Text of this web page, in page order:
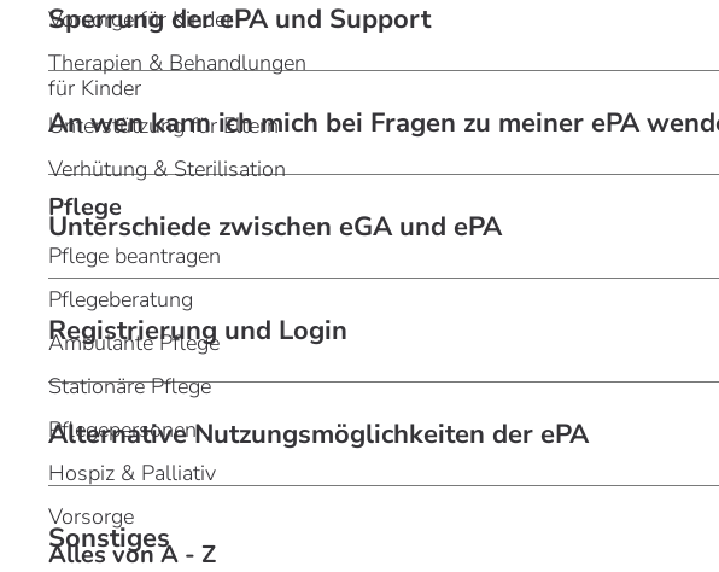
Vorsorge für Kinder
Therapien & Behandlungen
für Kinder
Unterstützung für Eltern
Verhütung & Sterilisation
Pflege
Pflege beantragen
Pflegeberatung
Ambulante Pflege
Stationäre Pflege
Pflegepersonen
Hospiz & Palliativ
Vorsorge
Alles von A - Z
Sperrung der ePA und Support
An wen kann ich mich bei Fragen zu meiner ePA
Unterschiede zwischen eGA und ePA
Registrierung und Login
Alternative Nutzungsmöglichkeiten der ePA
Sonstiges